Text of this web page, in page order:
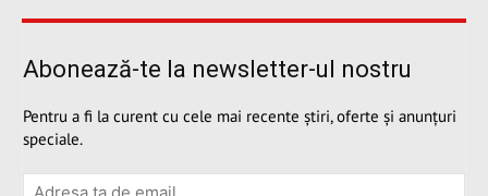
Abonează-te la newsletter-ul nostru
Pentru a fi la curent cu cele mai recente știri, oferte și anunțuri
speciale.